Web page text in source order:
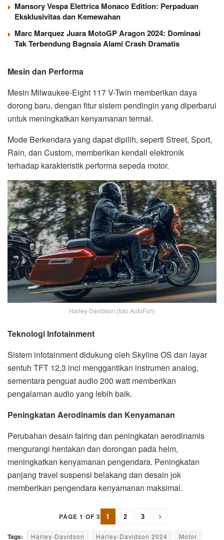
Mansory Vespa Elettrica Monaco Edition: Perpaduan
Eksklusivitas dan Kemewahan
Marc Marquez Juara MotoGP Aragon 2024: Dominasi
Tak Terbendung Bagnaia Alami Crash Dramatis
Mesin dan Performa
Mesin Milwaukee-Eight 117 V-Twin memberikan daya
dorong baru, dengan fitur sistem pendingin yang diperbarui
untuk meningkatkan kenyamanan termal.
Mode Berkendara yang dapat dipilih, seperti Street, Sport,
Rain, dan Custom, memberikan kendali elektronik
terhadap karakteristik performa sepeda motor.
Harley-Davidson.(foto:AutoFun)
Teknologi Infotainment
Sistem infotainment didukung oleh Skyline OS dan layar
sentuh TFT 12,3 inci menggantikan instrumen analog,
sementara penguat audio 200 watt memberikan
pengalaman audio yang lebih baik.
Peningkatan Aerodinamis dan Kenyamanan
Perubahan desain fairing dan peningkatan aerodinamis
mengurangi hentakan dan dorongan pada helm,
meningkatkan kenyamanan pengendara. Peningkatan
panjang travel suspensi belakang dan desain jok
memberikan pengendara kenyamanan maksimal.
PAGE 1 OF 3 1 2 3
Tags: Harley-Davidson Harley-Davidson 2024 Motor